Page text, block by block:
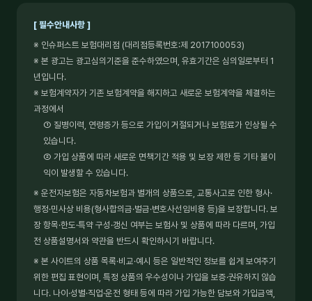
[ 필수안내사항 ]
※ 인슈퍼스트 보험대리점 (대리점등록번호:제 2017100053)
※ 본 광고는 광고심의기준을 준수하였으며, 유효기간은 심의일로부터 1
년입니다.
※ 보험계약자가 기존 보험계약을 해지하고 새로운 보험계약을 체결하는
과정에서
① 질병이력, 연령증가 등으로 가입이 거절되거나 보험료가 인상될 수
있습니다.
② 가입 상품에 따라 새로운 면책기간 적용 및 보장 제한 등 기타 불이
익이 발생할 수 있습니다.
※ 운전자보험은 자동차보험과 별개의 상품으로, 교통사고로 인한 형사·
행정·민사상 비용(형사합의금·벌금·변호사선임비용 등)을 보장합니다. 보
장 항목·한도·특약 구성·갱신 여부는 보험사 및 상품에 따라 다르며, 가입
전 상품설명서와 약관을 반드시 확인하시기 바랍니다.
※ 본 사이트의 상품 목록·비교·예시 등은 일반적인 정보를 쉽게 보여주기
위한 편집 표현이며, 특정 상품의 우수성이나 가입을 보증·권유하지 않습
니다. 나이·성별·직업·운전 형태 등에 따라 가입 가능한 담보와 가입금액,